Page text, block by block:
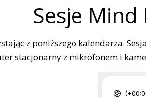
Sesje Mind
z poniższego kalendarza.
stacjonarny z mikrofonem i